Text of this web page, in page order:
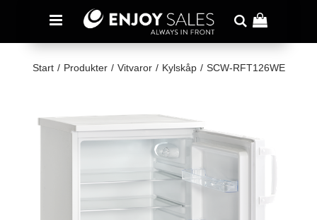
Start / Produkter / Vitvaror / Kylskåp / SCW-RFT126WE